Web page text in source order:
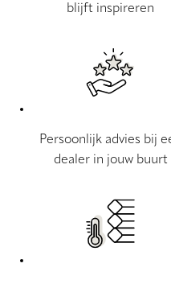
blijft inspireren
Persoonlijk advies bij
dealer in jouw buurt